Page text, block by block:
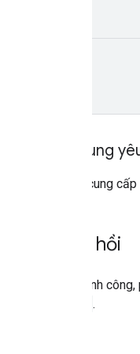
Nội dung
Không cung
Phản hồi
Nếu thành
.